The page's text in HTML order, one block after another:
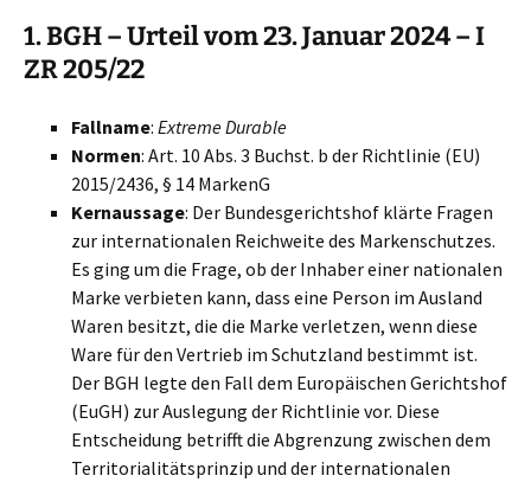
1. BGH – Urteil vom 23. Januar 2024 – I
ZR 205/22
Fallname: Extreme Durable
Normen: Art. 10 Abs. 3 Buchst. b der Richtlinie (EU)
2015/2436, § 14 MarkenG
Kernaussage: Der Bundesgerichtshof klärte Fragen
zur internationalen Reichweite des Markenschutzes.
Es ging um die Frage, ob der Inhaber einer nationalen
Marke verbieten kann, dass eine Person im Ausland
Waren besitzt, die die Marke verletzen, wenn diese
Ware für den Vertrieb im Schutzland bestimmt ist.
Der BGH legte den Fall dem Europäischen Gerichtshof
(EuGH) zur Auslegung der Richtlinie vor. Diese
Entscheidung betrifft die Abgrenzung zwischen dem
Territorialitätsprinzip und der internationalen